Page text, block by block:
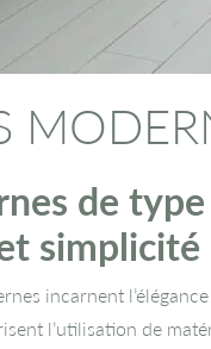
de
simplicité
incarnent
l’utilisation de